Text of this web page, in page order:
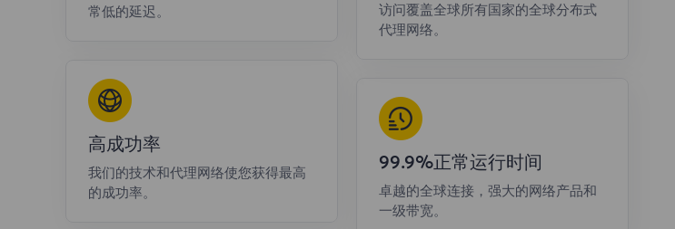
常低的延迟。
高成功率
我们的技术和代理网络使您获得最高
的成功率。
访问覆盖全球所有国家的全球分布式
代理网络。
99.9%正常运行时间
卓越的全球连接，强大的网络产品和
一级带宽。